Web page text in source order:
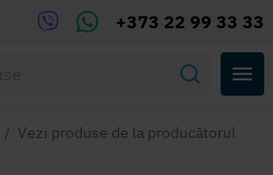
+373 22 99 33 33
/ Vezi produse de la producătorul